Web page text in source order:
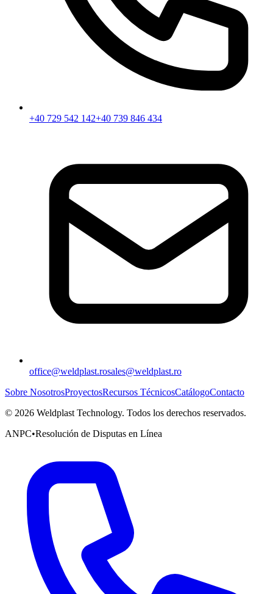
+40 729 542 142+40 739 846 434
office@weldplast.rosales@weldplast.ro
Sobre NosotrosProyectosRecursos TécnicosCatálogoContacto
© 2026 Weldplast Technology. Todos los derechos reservados.
ANPC•Resolución de Disputas en Línea